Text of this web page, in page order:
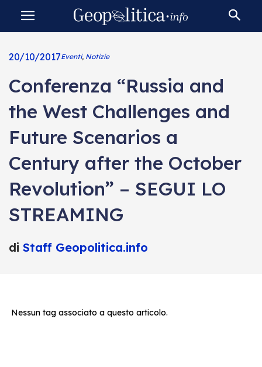
20/10/2017Eventi, Notizie
Conferenza “Russia and
the West Challenges and
Future Scenarios a
Century after the October
Revolution” – SEGUI LO
STREAMING
di Staff Geopolitica.info
Nessun tag associato a questo articolo.